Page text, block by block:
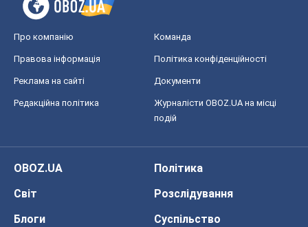
Про компанію Команда
Правова інформація Політика конфіденційності
Реклама на сайті Документи
Редакційна політика
Журналісти OBOZ.UA на місці
подій
OBOZ.UA
Політика
Світ
Розслідування
Блоги
Суспільство